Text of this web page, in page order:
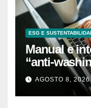
ESG E
Manual e
“anti-
empresas
AGOSTO 8, 2026